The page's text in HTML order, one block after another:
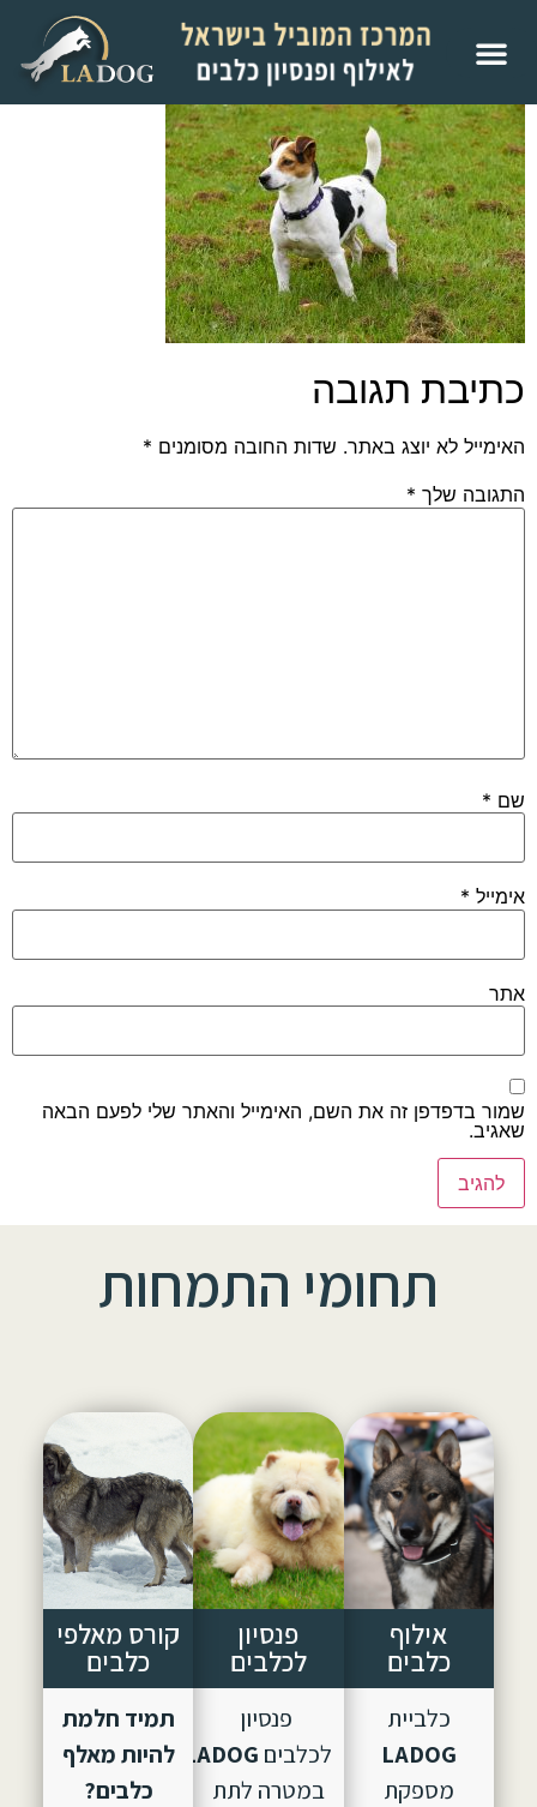
כתיבת תגובה
האימייל לא יוצג באתר. שדות החובה מסומנים *
התגובה שלך *
שם *
אימייל *
אתר
שמור בדפדפן זה את השם, האימייל והאתר שלי לפעם הבאה
שאגיב.
תחומי התמחות
אילוף
כלבים
כלביית
LADOG
מספקת
פנסיון
לכלבים
פנסיון
לכלבים LADOG, הוקם
במטרה לתת
קורס מאלפי
כלבים
תמיד חלמת
להיות מאלף
כלבים?